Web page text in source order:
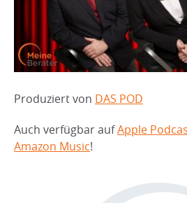
Produziert von DAS POD
Auch verfügbar aufApple
Amazon Music!